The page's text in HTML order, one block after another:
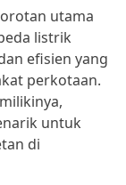
utama
listrik
efisien yang
perkotaan.
untuk
di